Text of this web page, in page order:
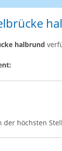
halbrund
der höchsten